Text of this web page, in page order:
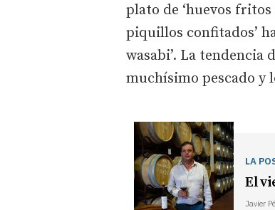
plato de ‘huevos
piquillos confitados’
wasabi’. La tendencia
muchísimo pescado y
LA
El
Javier